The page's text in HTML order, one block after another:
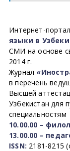
Интернет-
языки в
СМИ на основе
2014 г.
Журнал
в перечень
Высшей
Узбекистан для
специальностям
10.00.00 –
13.00.00 –
ISSN: 2181-8215